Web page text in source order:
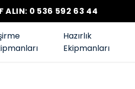
ALIN: 0 536 592 63 44
Hazırlık
Ekipmanları